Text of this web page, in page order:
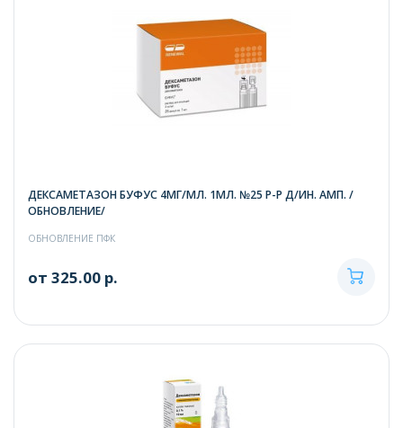
ДЕКСАМЕТАЗОН БУФУС 4МГ/МЛ. 1МЛ. №25 Р-Р Д/ИН. АМП. /
ОБНОВЛЕНИЕ/
ОБНОВЛЕНИЕ ПФК
от 325.00 р.